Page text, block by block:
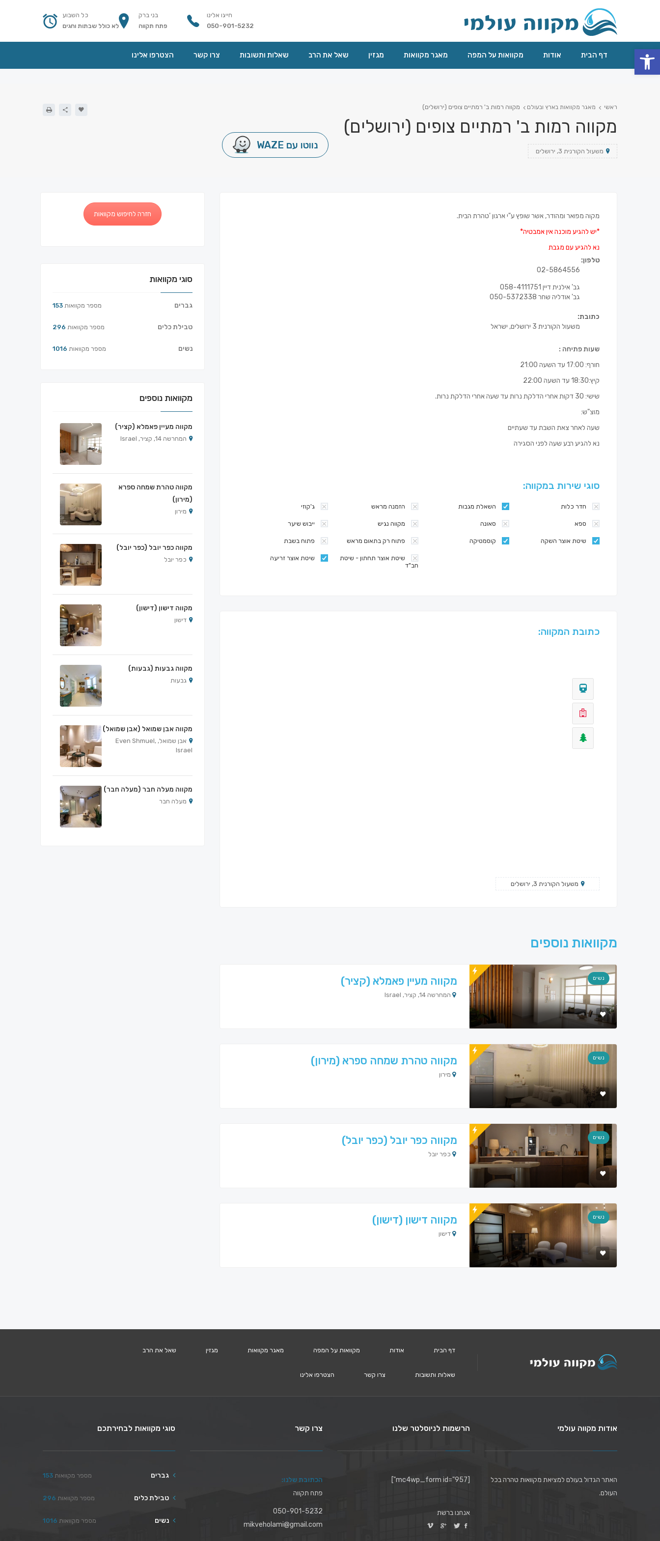
חייגו אלינו
050-901-5232
בני ברק
פתח תקווה
כל השבוע
לא כולל שבתות וחגים
דף הבית אודות מקוואות על המפה מאגר מקוואות מגזין שאל את הרב שאלות ותשובות צרו קשר הצטרפו אלינו
ראשי מאגר מקוואות בארץ ובעולם מקווה רמות ב' רמתיים צופים (ירושלים)
מקווה רמות ב' רמתיים צופים (ירושלים)
משעול הקורנית 3, ירושלים
נווטו עם WAZE
מקוה מפואר ומהודר, אשר שופץ ע"י ארגון 'טהרת הבית.
*יש להגיע מוכנה אין אמבטיה*
נא להגיע עם מגבת
טלפון:
02-5864556
גב' אילנית דיין 058-4111751
גב' אודליה שחר 050-5372338
כתובת:
משעול הקורנית 3 ירושלים, ישראל
שעות פתיחה :
חורף: 17:00 עד השעה 21:00
קיץ:18:30 עד השעה 22:00
שישי: 30 דקות אחרי הדלקת נרות עד שעה אחרי הדלקת נרות.
מוצ"ש:
שעה לאחר צאת השבת עד שעתיים
נא להגיע רבע שעה לפני הסגירה
סוגי שירות במקווה:
ג'קוזי הזמנה מראש השאלת מגבות חדר כלות
ייבוש שיער מקווה נגיש סאונה ספא
פתוח בשבת פתוח רק בתאום מראש קוסמטיקה שיטת אוצר השקה
שיטת אוצר זריעה
שיטת אוצר תחתון - שיטת
חב"ד
כתובת המקווה:
משעול הקורנית 3, ירושלים
מקוואות נוספים
נשים מקווה מעיין פאמלא (קציר)
המחרשה 14, קציר, Israel
נשים מקווה טהרת שמחה ספרא (מירון)
מירון
נשים מקווה כפר יובל (כפר יובל)
כפר יובל
נשים מקווה דישון (דישון)
דישון
חזרה לחיפוש מקוואות
סוגי מקוואות
גברים 153 מספר מקוואות
טבילת כלים 296 מספר מקוואות
נשים 1016 מספר מקוואות
מקוואות נוספים
מקווה מעיין פאמלא (קציר)
המחרשה 14, קציר, Israel
מקווה טהרת שמחה ספרא
(מירון)
מירון
מקווה כפר יובל (כפר יובל)
כפר יובל
מקווה דישון (דישון)
דישון
מקווה גבעות (גבעות)
גבעות
מקווה אבן שמואל (אבן שמואל)
אבן שמואל, Even Shmuel,
Israel
מקווה מעלה חבר (מעלה חבר)
מעלה חבר
דף הבית אודות מקוואות על המפה מאגר מקוואות מגזין שאל את הרב
שאלות ותשובות צרו קשר הצטרפו אלינו
אודות מקווה עולמי
האתר הגדול בעולם למציאת מקוואות טהרה בכל
העולם.
הרשמות לניוסלטר שלנו
[mc4wp_form id="957"]
אנחנו ברשת
צרו קשר
הכתובת שלנו:
פתח תקווה
050-901-5232
mikveholami@gmail.com
סוגי מקוואות לבחירתכם
גברים 153 מספר מקוואות
טבילת כלים 296 מספר מקוואות
נשים 1016 מספר מקוואות
פתח סרגל נגישות